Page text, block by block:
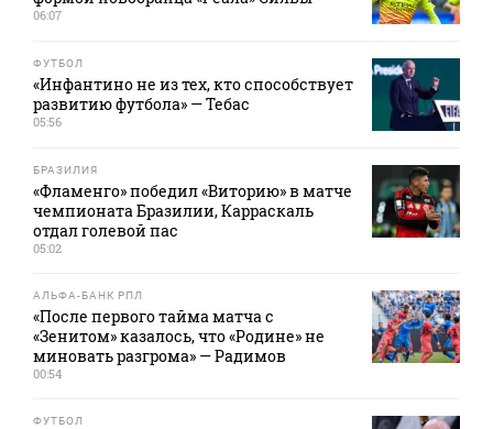
06:07
ФУТБОЛ
«Инфантино не из тех, кто способствует
развитию футбола» — Тебас
05:56
БРАЗИЛИЯ
«Фламенго» победил «Виторию» в матче
чемпионата Бразилии, Карраскаль
отдал голевой пас
05:02
АЛЬФА-БАНК РПЛ
«После первого тайма матча с
«Зенитом» казалось, что «Родине» не
миновать разгрома» — Радимов
00:54
ФУТБОЛ